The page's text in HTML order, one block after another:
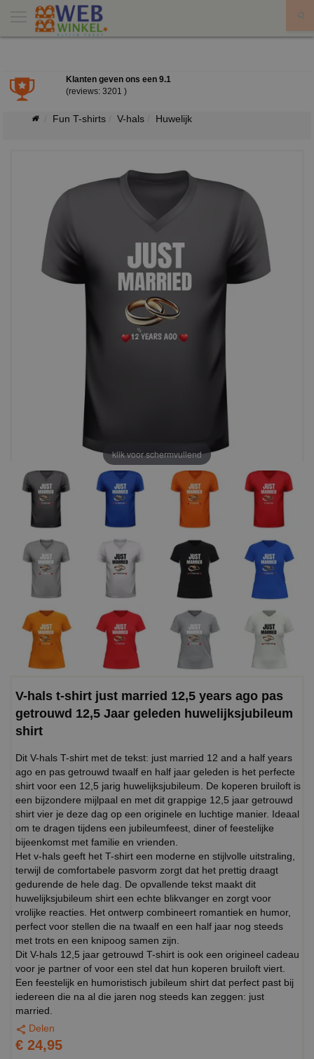
Klanten geven ons een 9.1
(reviews: 3201 )
Fun T-shirts V-hals Huwelijk
klik voor schermvullend
V-hals t-shirt just married 12,5 years ago pas
getrouwd 12,5 Jaar geleden huwelijksjubileum
shirt
Dit V-hals T-shirt met de tekst: just married 12 and a half years
ago en pas getrouwd twaalf en half jaar geleden is het perfecte
shirt voor een 12,5 jarig huwelijksjubileum. De koperen bruiloft is
een bijzondere mijlpaal en met dit grappige 12,5 jaar getrouwd
shirt vier je deze dag op een originele en luchtige manier. Ideaal
om te dragen tijdens een jubileumfeest, diner of feestelijke
bijeenkomst met familie en vrienden.
Het v-hals geeft het T-shirt een moderne en stijlvolle uitstraling,
terwijl de comfortabele pasvorm zorgt dat het prettig draagt
gedurende de hele dag. De opvallende tekst maakt dit
huwelijksjubileum shirt een echte blikvanger en zorgt voor
vrolijke reacties. Het ontwerp combineert romantiek en humor,
perfect voor stellen die na twaalf en een half jaar nog steeds
met trots en een knipoog samen zijn.
Dit V-hals 12,5 jaar getrouwd T-shirt is ook een origineel cadeau
voor je partner of voor een stel dat hun koperen bruiloft viert.
Een feestelijk en humoristisch jubileum shirt dat perfect past bij
iedereen die na al die jaren nog steeds kan zeggen: just
married.
Delen
€ 24,95